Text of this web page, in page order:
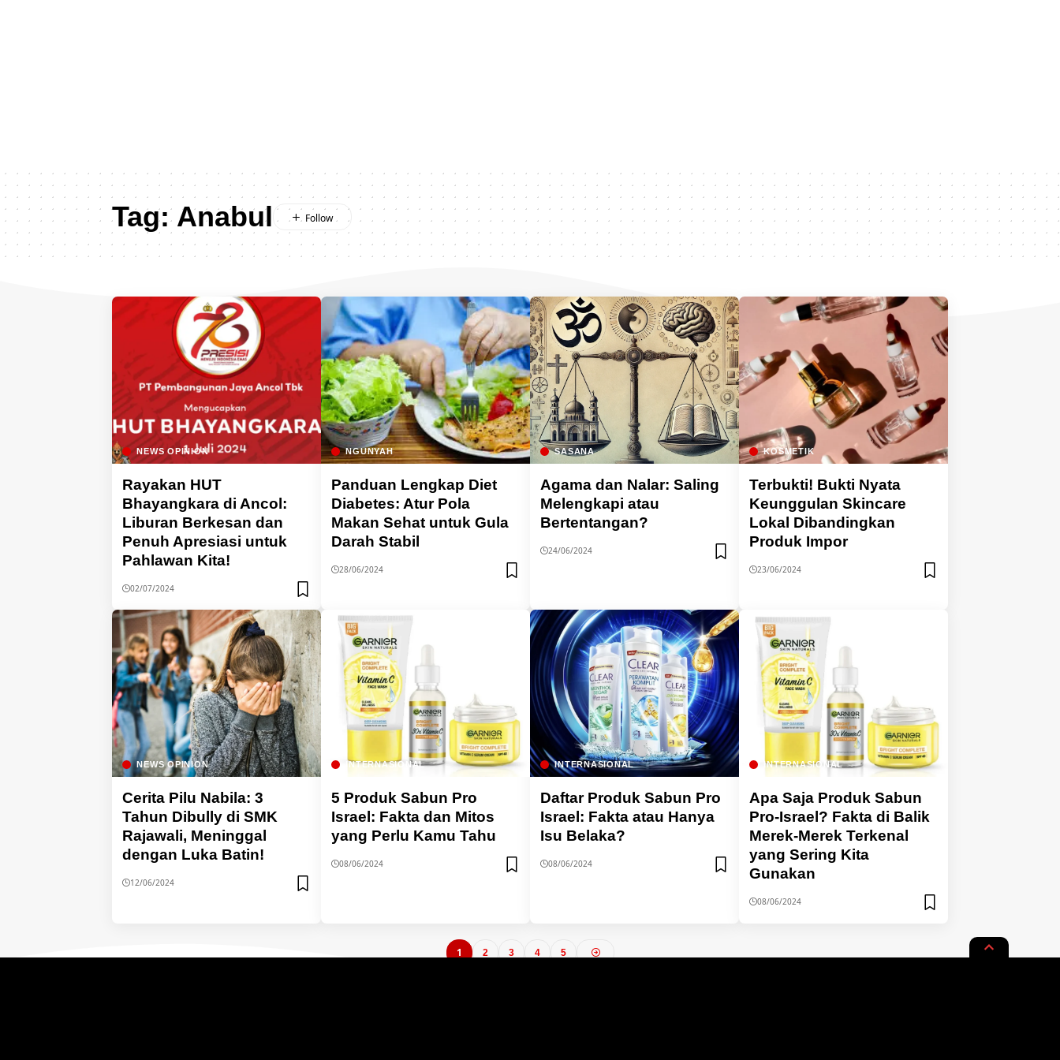
Tag:Anabul
NEWS OPINION
Rayakan HUT
Bhayangkara di Ancol:
Liburan Berkesan dan
Penuh Apresiasi untuk
Pahlawan Kita!
02/07/2024
NGUNYAH
Panduan Lengkap Diet
Diabetes: Atur Pola
Makan Sehat untuk Gula
Darah Stabil
28/06/2024
SASANA
Agama dan Nalar: Saling
Melengkapi atau
Bertentangan?
24/06/2024
KOSMETIK
Terbukti! Bukti Nyata
Keunggulan Skincare
Lokal Dibandingkan
Produk Impor
23/06/2024
NEWS OPINION
Cerita Pilu Nabila: 3
Tahun Dibully di SMK
Rajawali, Meninggal
dengan Luka Batin!
12/06/2024
INTERNASIONAL
5 Produk Sabun Pro
Israel: Fakta dan Mitos
yang Perlu Kamu Tahu
08/06/2024
INTERNASIONAL
Daftar Produk Sabun Pro
Israel: Fakta atau Hanya
Isu Belaka?
08/06/2024
INTERNASIONAL
Apa Saja Produk Sabun
Pro-Israel? Fakta di Balik
Merek-Merek Terkenal
yang Sering Kita
Gunakan
08/06/2024
1 2 3 4 5